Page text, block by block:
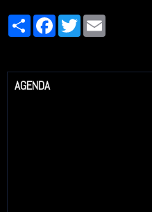
PartagerFacebookTwitter
AGENDA